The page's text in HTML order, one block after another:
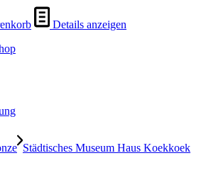
Details anzeigen
Städtisches Museum Haus Koekkoek